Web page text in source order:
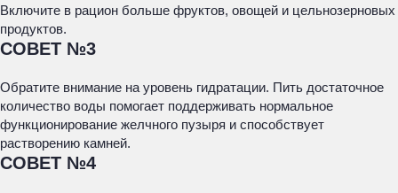
Включите в рацион больше фруктов, овощей и цельнозерновых
продуктов.
СОВЕТ №3
Обратите внимание на уровень гидратации. Пить достаточное
количество воды помогает поддерживать нормальное
функционирование желчного пузыря и способствует
растворению камней.
СОВЕТ №4